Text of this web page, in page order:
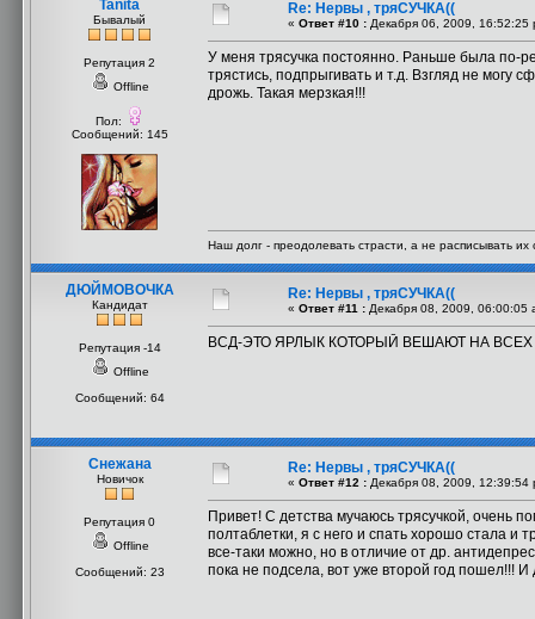
Tanita
Бывалый
Репутация 2
Offline
Пол:
Сообщений: 145
Re: Нервы , тряСУЧКА((
« Ответ #10 : Декабря 06, 2009, 16:52:25
У меня трясучка постоянно. Раньше была по-
трястись, подпрыгивать и т.д. Взгляд не могу
дрожь. Такая мерзкая!!!
Наш долг - преодолевать страсти, а не расписывать их
ДЮЙМОВОЧКА
Кандидат
Репутация -14
Offline
Сообщений: 64
Re: Нервы , тряСУЧКА((
« Ответ #11 : Декабря 08, 2009, 06:00:05
ВСД-ЭТО ЯРЛЫК КОТОРЫЙ ВЕШАЮТ НА
Снежана
Новичок
Репутация 0
Offline
Сообщений: 23
Re: Нервы , тряСУЧКА((
« Ответ #12 : Декабря 08, 2009, 12:39:54
Привет! С детства мучаюсь трясучкой, очень
полтаблетки, я с него и спать хорошо стала и
все-таки можно, но в отличие от др.
пока не подсела, вот уже второй год пошел!!! И